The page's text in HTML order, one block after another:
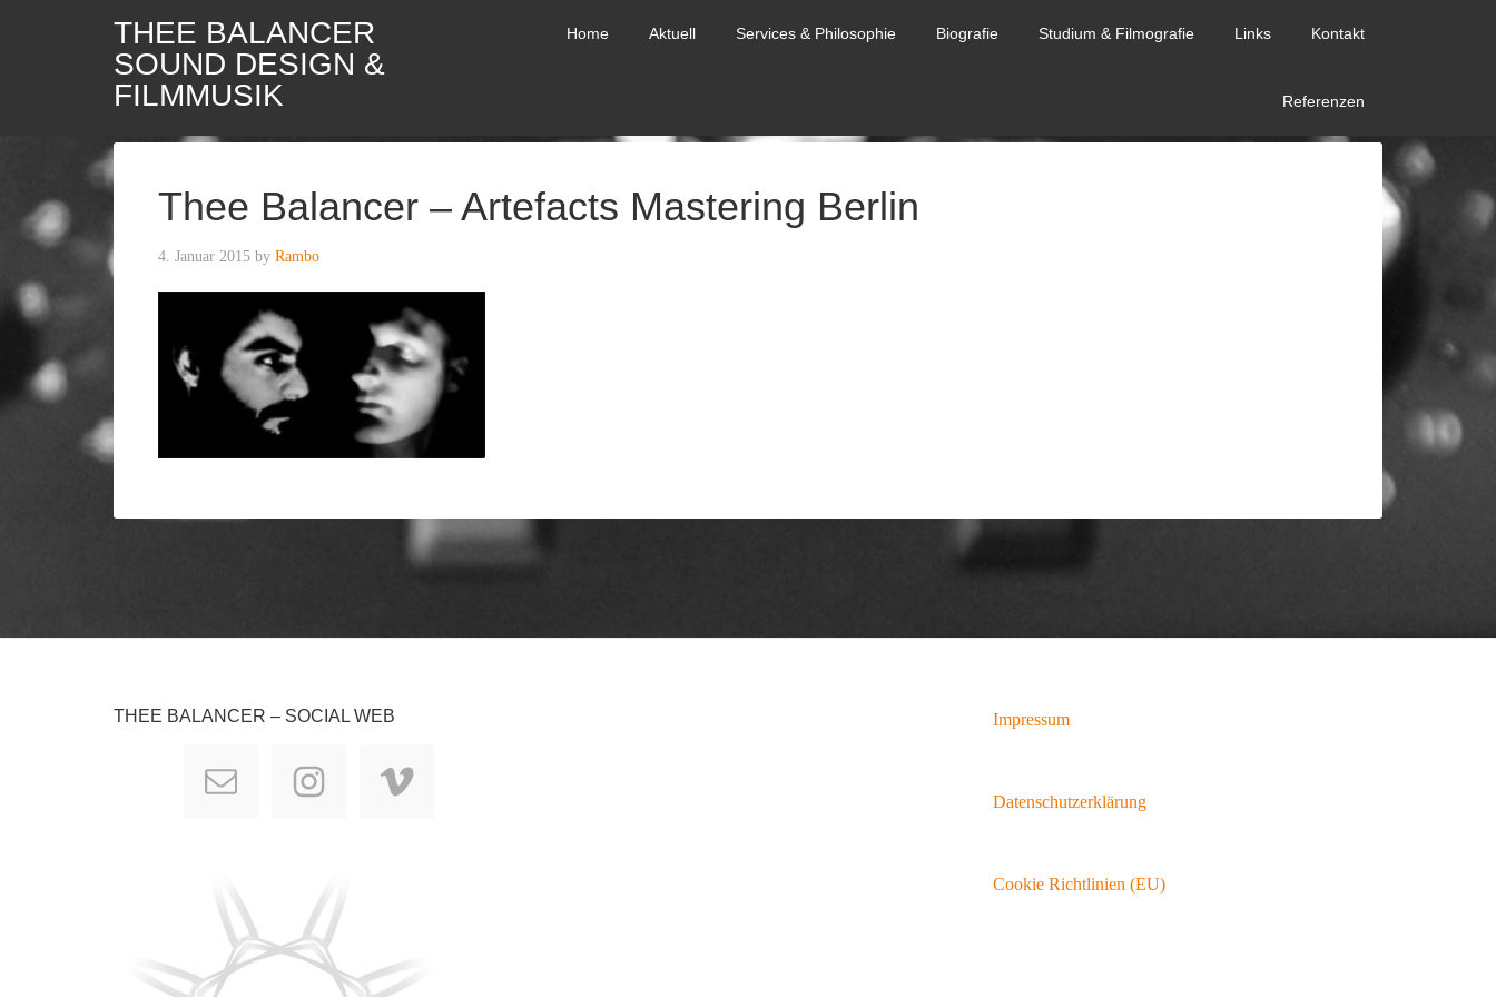
THEE BALANCER
SOUND DESIGN &
FILMMUSIK
Home Aktuell Services & Philosophie Biografie Studium & Filmografie Links Kontakt
Referenzen
Thee Balancer – Artefacts Mastering Berlin
4. Januar 2015 by Rambo
THEE BALANCER – SOCIAL WEB Impressum
Datenschutzerklärung
Cookie Richtlinien (EU)